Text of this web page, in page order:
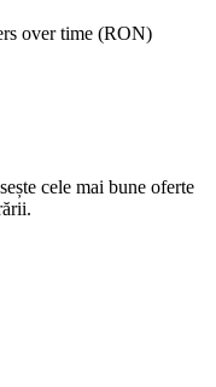
over time (RON)
cele mai bune oferte